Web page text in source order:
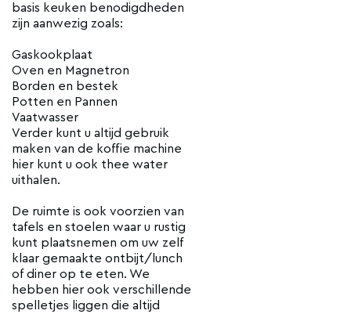
basis keuken benodigdheden
zijn aanwezig zoals:
Gaskookplaat
Oven en Magnetron
Borden en bestek
Potten en Pannen
Vaatwasser
Verder kunt u altijd gebruik
maken van de koffie machine
hier kunt u ook thee water
uithalen.
De ruimte is ook voorzien van
tafels en stoelen waar u rustig
kunt plaatsnemen om uw zelf
klaar gemaakte ontbijt/lunch
of diner op te eten. We
hebben hier ook verschillende
spelletjes liggen die altijd